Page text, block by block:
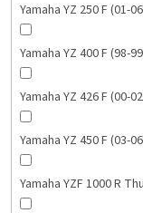
Yamaha YZ 250 F (01-
Yamaha YZ 400 F (98-
Yamaha YZ 426 F (00-
Yamaha YZ 450 F (03-
Yamaha YZF 1000 R